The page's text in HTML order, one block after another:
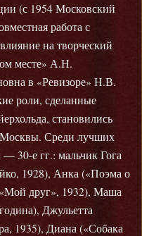
(с 1954 Московский
работа с
на творческий
месте» А.Н.
в «Ревизоре» Н.В.
роли, сделанные
становились
Среди лучших
30-е гг.: мальчик Гога
1928), Анка («Поэма о
друг», 1932), Маша
Джульетта
1935), Диана («Собака